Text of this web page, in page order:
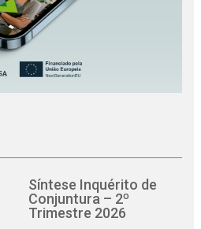
Síntese Inquérito de
Conjuntura – 2º
Trimestre 2026